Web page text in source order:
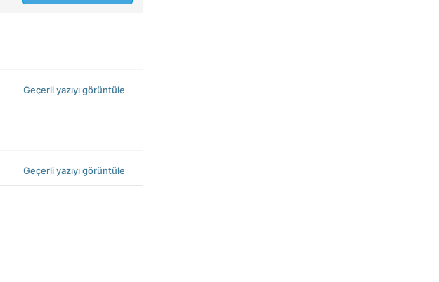
Geçerli yazıyı görüntüle
Geçerli yazıyı görüntüle